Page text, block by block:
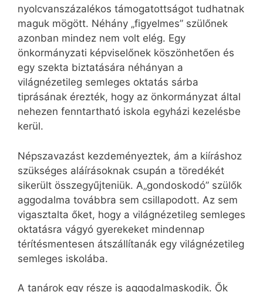
nyolcvanszázalékos támogatottságot tudhatnak
maguk mögött. Néhány „figyelmes” szülőnek
azonban mindez nem volt elég. Egy
önkormányzati képviselőnek köszönhetően és
egy szekta biztatására néhányan a
világnézetileg semleges oktatás sárba
tiprásának érezték, hogy az önkormányzat által
nehezen fenntartható iskola egyházi kezelésbe
kerül.
Népszavazást kezdeményeztek, ám a kiíráshoz
szükséges aláírásoknak csupán a töredékét
sikerült összegyűjteniük. A„gondoskodó” szülők
aggodalma továbbra sem csillapodott. Az sem
vigasztalta őket, hogy a világnézetileg semleges
oktatásra vágyó gyerekeket mindennap
térítésmentesen átszállítanák egy világnézetileg
semleges iskolába.
A tanárok egy része is aggodalmaskodik. Ők